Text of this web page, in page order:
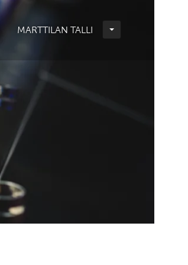
MARTTILAN TALLI